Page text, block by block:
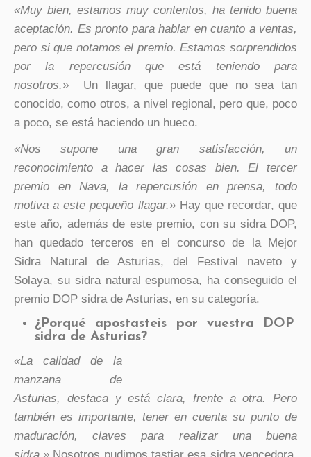
«Muy bien, estamos muy contentos, ha tenido buena
aceptación. Es pronto para hablar en cuanto a ventas,
pero si que notamos el premio. Estamos sorprendidos
por la repercusión que está teniendo para
nosotros.»
Un llagar, que puede que no sea tan
conocido, como otros, a nivel regional, pero que, poco
a poco, se está haciendo un hueco.
«Nos supone una gran satisfacción, un
reconocimiento a hacer las cosas bien. El tercer
premio en Nava, la repercusión en prensa, todo
motiva a este pequeño llagar.»Hay que recordar, que
este año, además de este premio, con su sidra DOP,
han quedado terceros en el concurso de la Mejor
Sidra Natural de Asturias, del Festival naveto y
Solaya, su sidra natural espumosa, ha conseguido el
premio DOP sidra de Asturias, en su categoría.
¿Porqué apostasteis por vuestra DOP
sidra de Asturias?
«La calidad de la
manzana de
Asturias, destaca y está clara, frente a otra. Pero
también es importante, tener en cuenta su punto de
maduración, claves para realizar una buena